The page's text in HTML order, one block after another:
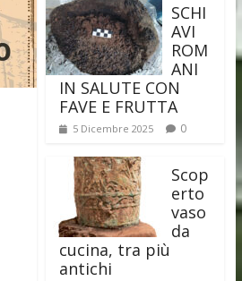
SCHI
AVI
ROM
ANI
IN SALUTE CON
FAVE E FRUTTA
5 Dicembre 2025 0
Scop
erto
vaso
da
cucina, tra più
antichi